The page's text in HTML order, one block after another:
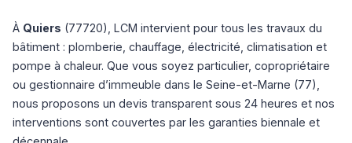
À Quiers (77720), LCM intervient pour tous les travaux du
bâtiment : plomberie, chauffage, électricité, climatisation et
pompe à chaleur. Que vous soyez particulier, copropriétaire
ou gestionnaire d’immeuble dans le Seine-et-Marne (77),
nous proposons un devis transparent sous 24 heures et nos
interventions sont couvertes par les garanties biennale et